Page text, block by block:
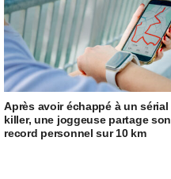
Après avoir échappé à un sérial
killer, une joggeuse partage son
record personnel sur 10 km